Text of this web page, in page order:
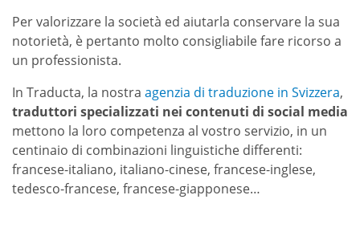
Per valorizzare la società ed aiutarla conservare la sua
notorietà, è pertanto molto consigliabile fare ricorso a
un professionista.
In Traducta, la nostra agenzia di traduzione in Svizzera,
traduttori specializzati nei contenuti di social media
mettono la loro competenza al vostro servizio, in un
centinaio di combinazioni linguistiche differenti:
francese-italiano, italiano-cinese, francese-inglese,
tedesco-francese, francese-giapponese…